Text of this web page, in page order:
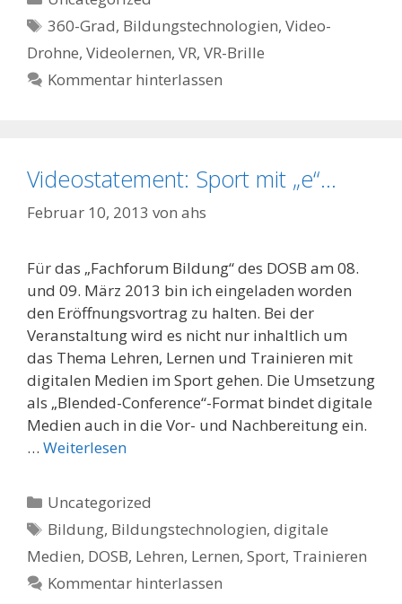
Schlagwörter
360-Grad, Bildungstechnologien,Video-
Drohne, Videolernen, VR, VR-Brille
Kommentar hinterlassen
Videostatement: Sport mit „e“…
Februar 10, 2013 von ahs
Für das „Fachforum Bildung“ des DOSB am 08.
und 09. März 2013 bin ich eingeladen worden
den Eröffnungsvortrag zu halten. Bei der
Veranstaltung wird es nicht nur inhaltlich um
das Thema Lehren, Lernen und Trainieren mit
digitalen Medien im Sport gehen. Die Umsetzung
als „Blended-Conference“-Format bindet digitale
Medien auch in die Vor- und Nachbereitung ein.
… Weiterlesen
Kategorien
Uncategorized
Schlagwörter
Bildung, Bildungstechnologien,digitale
Medien, DOSB, Lehren, Lernen, Sport, Trainieren
Kommentar hinterlassen